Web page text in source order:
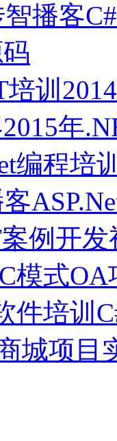
播客
训
年
编程培
例开
模式
件培训
城项目